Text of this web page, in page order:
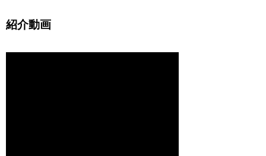
紹介動画